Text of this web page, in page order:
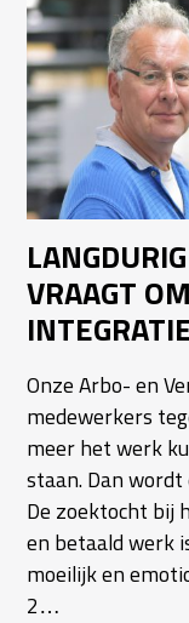
VRAAGT
Onze Arbo- en
medewerkers
meer het werk
staan. Dan
De zoektocht bij
en betaald werk
moeilijk en
2…